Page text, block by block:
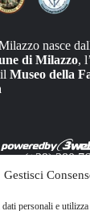
Gestisci
personali e
nasce
di Milazzo, l’
Museo della
(+39) 380